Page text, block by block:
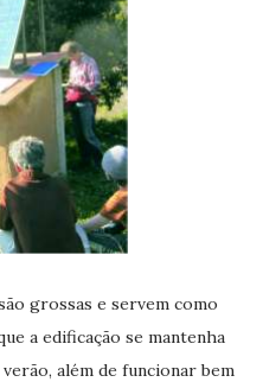
a edificação se mantenha
além de funcionar bem